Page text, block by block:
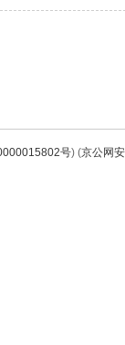
号) (京公网